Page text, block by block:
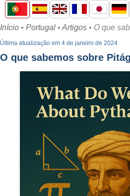
Início • Portugal • Artigos • O que
Última atualização em 4 de janeiro de 2024
O que sabemos sobre